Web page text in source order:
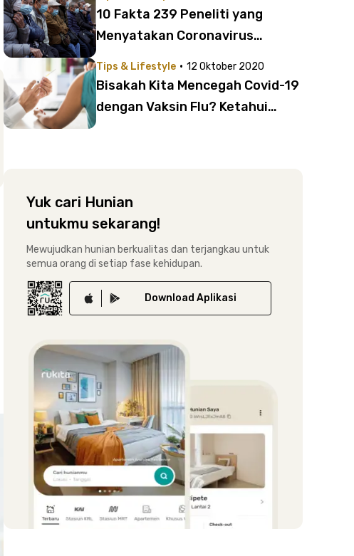
Ketahui 7 Faktanya!
10 Fakta 239 Peneliti yang
Menyatakan Coronavirus
Tanggapan WHO?
Tips & Lifestyle · 12 Oktober 2020
Bisakah Kita Mencegah Covid-19
dengan Vaksin Flu? Ketahui
Yuk cari Hunian
untukmu sekarang!
Mewujudkan hunian berkualitas dan terjangkau untuk
semua orang di setiap fase kehidupan.
Download Aplikasi